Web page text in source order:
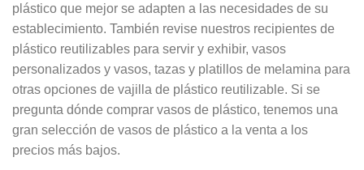
plástico que mejor se adapten a las necesidades de su
establecimiento. También revise nuestros recipientes de
plástico reutilizables para servir y exhibir, vasos
personalizados y vasos, tazas y platillos de melamina para
otras opciones de vajilla de plástico reutilizable. Si se
pregunta dónde comprar vasos de plástico, tenemos una
gran selección de vasos de plástico a la venta a los
precios más bajos.